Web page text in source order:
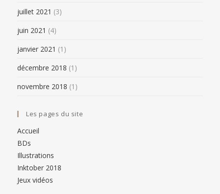
juillet 2021 (3)
juin 2021 (4)
janvier 2021 (1)
décembre 2018 (1)
novembre 2018 (1)
Les pages du site
Accueil
BDs
Illustrations
Inktober 2018
Jeux vidéos